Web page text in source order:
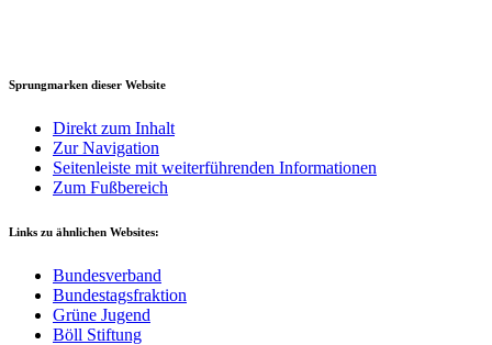
Sprungmarken dieser Website
Direkt zum Inhalt
Zur Navigation
Seitenleiste mit weiterführenden Informationen
Zum Fußbereich
Links zu ähnlichen Websites:
Bundesverband
Bundestagsfraktion
Grüne Jugend
Böll Stiftung